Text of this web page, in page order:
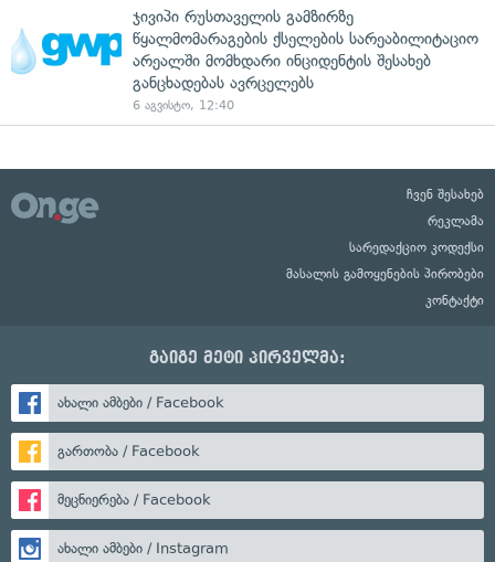
ჯივიპი რუსთაველის გამზირზე
წყალმომარაგების ქსელების სარეაბილიტაციო
არეალში მომხდარი ინციდენტის შესახებ
განცხადებას ავრცელებს
6 აგვისტო, 12:40
ჩვენ შესახებ
რეკლამა
სარედაქციო კოდექსი
მასალის გამოყენების პირობები
კონტაქტი
გაიგე მეტი პირველმა:
ახალი ამბები / Facebook
გართობა / Facebook
მეცნიერება / Facebook
ახალი ამბები / Instagram